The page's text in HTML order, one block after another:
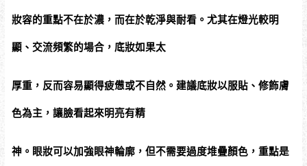
妝容的重點不在於濃，而在於乾淨與耐看。尤其在燈光較明
顯、交流頻繁的場合，底妝如果太
厚重，反而容易顯得疲憊或不自然。建議底妝以服貼、修飾膚
色為主，讓臉看起來明亮有精
神。眼妝可以加強眼神輪廓，但不需要過度堆疊顏色，重點是